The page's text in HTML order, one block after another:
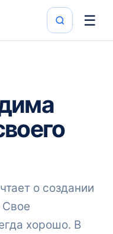
☰
о создании
Свое
хорошо. В